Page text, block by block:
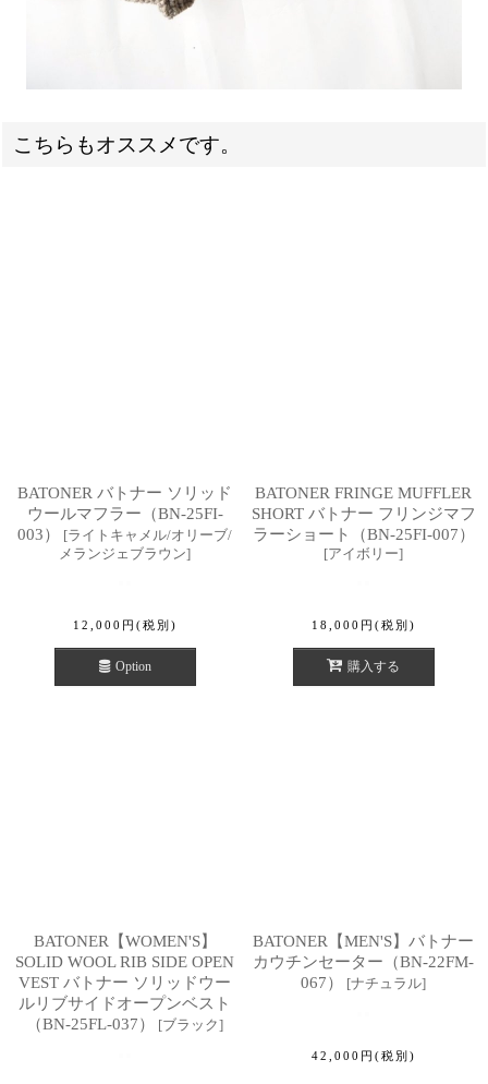
こちらもオススメです。
BATONER バトナー ソリッド
ウールマフラー（BN-25FI-
003）
[ライトキャメル/オリーブ/
メランジェブラウン]
12,000 円 (税別)
Option
BATONER FRINGE MUFFLER
SHORT バトナー フリンジマフ
ラーショート（BN-25FI-007）
[アイボリー]
18,000 円 (税別)
購入する
BATONER【WOMEN'S】
SOLID WOOL RIB SIDE OPEN
VEST バトナー ソリッドウー
ルリブサイドオープンベスト
（BN-25FL-037）
[ブラック]
BATONER【MEN'S】バトナー
カウチンセーター（BN-22FM-
067）
[ナチュラル]
42,000 円 (税別)